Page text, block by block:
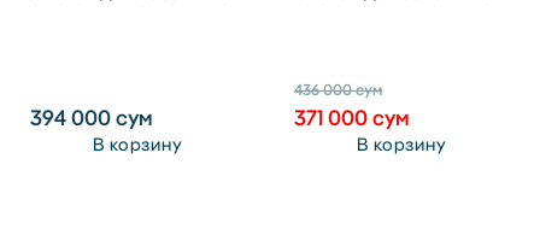
394 000сум
В корзину
436 000сум
371 000сум
В корзину